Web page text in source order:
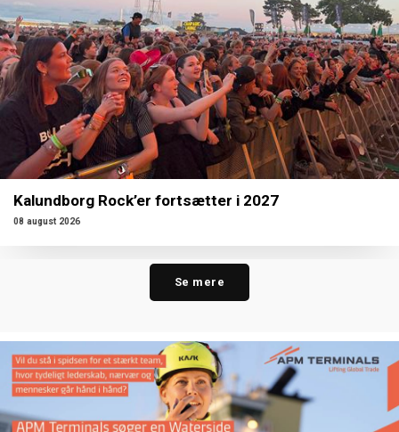
Kalundborg Rock’er fortsætter i 2027
08 august 2026
Se mere